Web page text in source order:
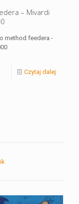
– Mivardi
method feedera -
Czytaj dalej